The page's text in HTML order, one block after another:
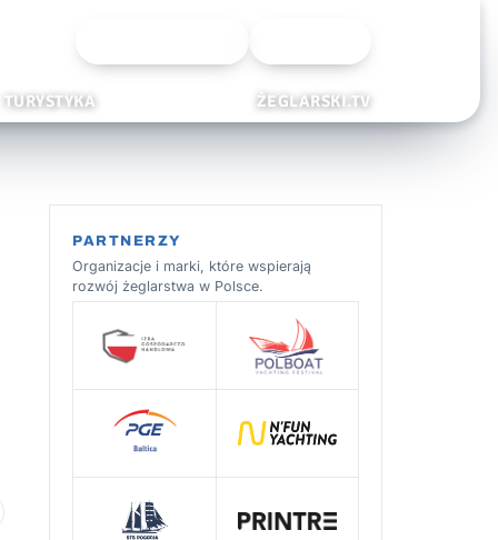
TURYSTYKA ŻEGLARSKI.TV
ulubionych
PARTNERZY
Organizacje i marki, które wspierają
rozwój żeglarstwa w Polsce.